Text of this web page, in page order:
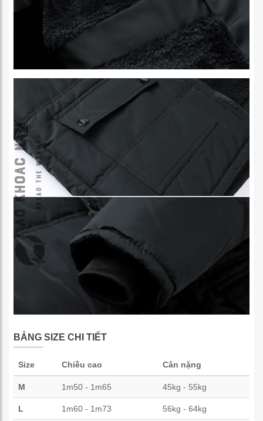
BẢNG SIZE CHI TIẾT
Size Chiều cao Cân nặng
M 1m50 - 1m65 45kg - 55kg
L 1m60 - 1m73 56kg - 64kg